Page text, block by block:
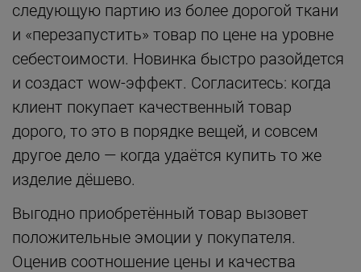
следующую партию из более дорогой ткани
и «перезапустить» товар по цене на уровне
себестоимости. Новинка быстро разойдется
и создаст wow-эффект. Согласитесь: когда
клиент покупает качественный товар
дорого, то это в порядке вещей, и совсем
другое дело — когда удаётся купить то же
изделие дёшево.
Выгодно приобретённый товар вызовет
положительные эмоции у покупателя.
Оценив соотношение цены и качества